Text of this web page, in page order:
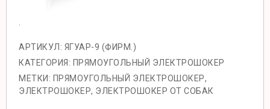
АРТИКУЛ: ЯГУАР-9 (ФИРМ.)
КАТЕГОРИЯ: ПРЯМОУГОЛЬНЫЙ ЭЛЕКТРОШОКЕР
МЕТКИ: ПРЯМОУГОЛЬНЫЙ ЭЛЕКТРОШОКЕР,
ЭЛЕКТРОШОКЕР, ЭЛЕКТРОШОКЕР ОТ СОБАК